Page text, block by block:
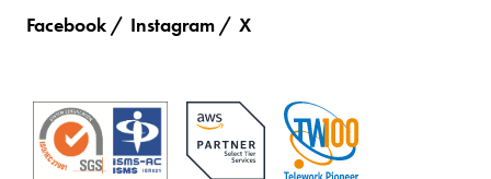
Facebook Instagram X